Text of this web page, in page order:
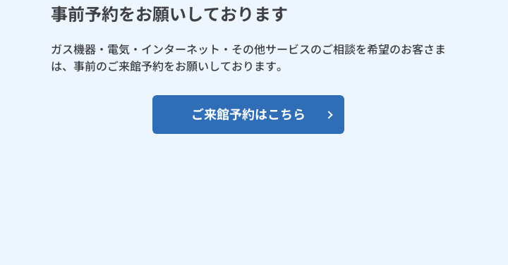
事前予約をお願いしております
ガス機器・電気・インターネット・その他サービスのご相談を希望のお客さま
は、事前のご来館予約をお願いしております。
ご来館予約はこちら